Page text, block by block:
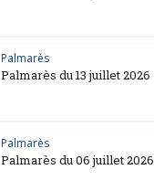
Palmarès
Palmarès du 13 juillet 2026
Palmarès
Palmarès du 06 juillet 2026